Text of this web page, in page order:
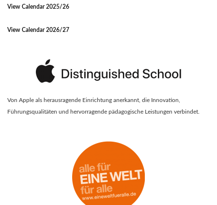
View Calendar 2025/26
View Calendar 2026/27
Von Apple als herausragende Einrichtung anerkannt, die Innovation,
Führungsqualitäten und hervorragende pädagogische Leistungen verbindet.